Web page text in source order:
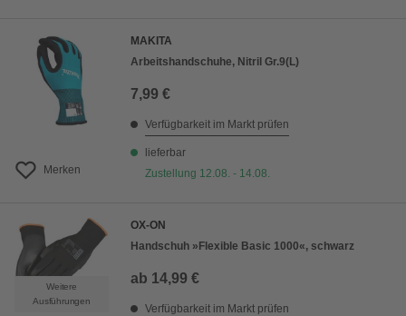
Merken
MAKITA
Arbeitshandschuhe, Nitril Gr.9(L)
7,99 €
Verfügbarkeit im Markt prüfen
lieferbar
Zustellung 12.08. - 14.08.
Weitere
Ausführungen
OX-ON
Handschuh »Flexible Basic 1000«, schwarz
ab 14,99 €
Verfügbarkeit im Markt prüfen